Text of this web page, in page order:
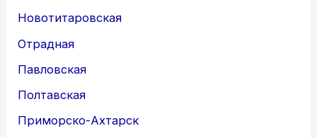
Новотитаровская
Отрадная
Павловская
Полтавская
Приморско-Ахтарск